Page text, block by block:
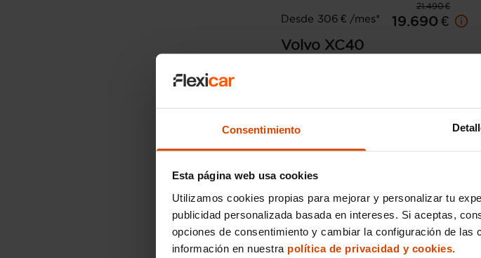
Consentimiento
Esta página web usa cookies
Utilizamos cookies propias para mejorar y personalizar tu
publicidad personalizada basada en intereses. Si aceptas,
opciones de consentimiento y cambiar la configuración de
información en nuestra política de privacidad y cookies.
21.490 €
Desde 306 € /mes*
19.690 €
Volvo XC40